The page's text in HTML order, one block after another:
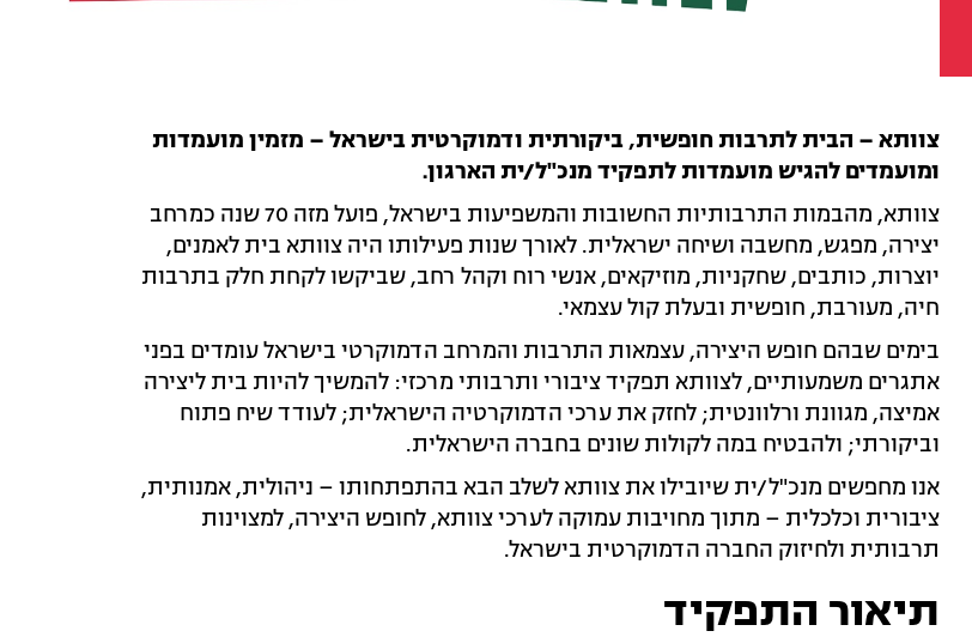
צוותא – הבית לתרבות חופשית, ביקורתית ודמוקרטית בישראל – מזמין מועמדות
ומועמדים להגיש מועמדות לתפקיד מנכ"ל/ית הארגון.
צוותא, מהבמות התרבותיות החשובות והמשפיעות בישראל, פועל מזה 70 שנה כמרחב
יצירה, מפגש, מחשבה ושיחה ישראלית. לאורך שנות פעילותו היה צוותא בית לאמנים,
יוצרות, כותבים, שחקניות, מוזיקאים, אנשי רוח וקהל רחב, שביקשו לקחת חלק בתרבות
חיה, מעורבת, חופשית ובעלת קול עצמאי.
בימים שבהם חופש היצירה, עצמאות התרבות והמרחב הדמוקרטי בישראל עומדים בפני
אתגרים משמעותיים, לצוותא תפקיד ציבורי ותרבותי מרכזי: להמשיך להיות בית ליצירה
אמיצה, מגוונת ורלוונטית; לחזק את ערכי הדמוקרטיה הישראלית; לעודד שיח פתוח
וביקורתי; ולהבטיח במה לקולות שונים בחברה הישראלית.
אנו מחפשים מנכ"ל/ית שיובילו את צוותא לשלב הבא בהתפתחותו – ניהולית, אמנותית,
ציבורית וכלכלית – מתוך מחויבות עמוקה לערכי צוותא, לחופש היצירה, למצוינות
תרבותית ולחיזוק החברה הדמוקרטית בישראל.
תיאור התפקיד